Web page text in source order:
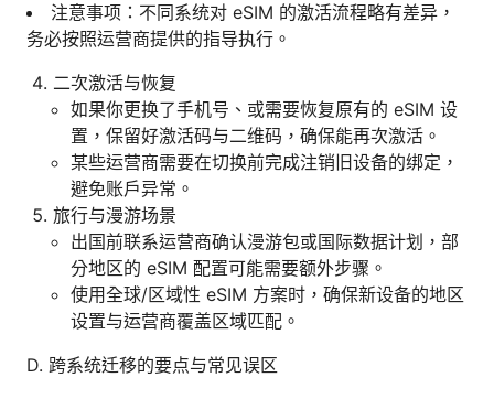
注意事项：不同系统对 eSIM 的激活流程略有差异，
务必按照运营商提供的指导执行。
二次激活与恢复
如果你更换了手机号、或需要恢复原有的 eSIM 设
置，保留好激活码与二维码，确保能再次激活。
某些运营商需要在切换前完成注销旧设备的绑定，
避免账户异常。
旅行与漫游场景
出国前联系运营商确认漫游包或国际数据计划，部
分地区的 eSIM 配置可能需要额外步骤。
使用全球/区域性 eSIM 方案时，确保新设备的地区
设置与运营商覆盖区域匹配。
D. 跨系统迁移的要点与常见误区